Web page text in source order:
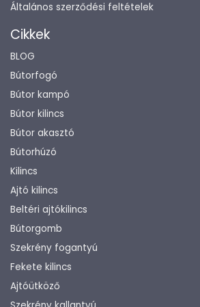
Általános szerződési feltételek
Cikkek
BLOG
Bútorfogó
Bútor kampó
Bútor kilincs
Bútor akasztó
Bútorhúzó
Kilincs
Ajtó kilincs
Beltéri ajtókilincs
Bútorgomb
Szekrény fogantyú
Fekete kilincs
Ajtóütköző